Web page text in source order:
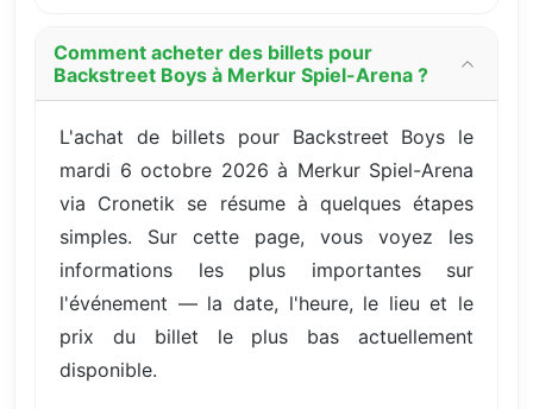
Comment acheter des billets pour
Backstreet Boys à Merkur Spiel-Arena ?
L'achat de billets pour Backstreet Boys le
mardi 6 octobre 2026 à Merkur Spiel-Arena
via Cronetik se résume à quelques étapes
simples. Sur cette page, vous voyez les
informations les plus importantes sur
l'événement — la date, l'heure, le lieu et le
prix du billet le plus bas actuellement
disponible.